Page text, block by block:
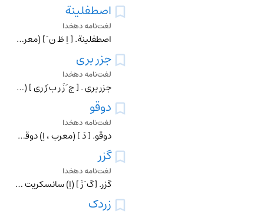
اصطفلینة
لغت‌نامه دهخدا
اصطفلینة. [ اِ طَ ن َ ] (معرب ، اِ) اسطفلینة. یکی اصطفلین . (منتهی الارب ) (از اقرب الموارد) (قطر المحیط). گزر. جزر.زردک . حویج . هویج . رجوع به اصطفلین شود. و
جزر بری
لغت‌نامه دهخدا
جزر بری . [ ج َ زَ رِ ب َرْ ری ] (ترکیب وصفی ، اِ مرکب )گویند شقاقل است . (از تحفه ٔ حکیم مؤمن ). جزر اقلیطی . زردک بیابانی . گزر بیابانی . زردک صحرایی . حویج
دوقو
لغت‌نامه دهخدا
دوقو. [ دَ ] (معرب ، اِ) دوقوس . تخم گزربری . (ناظم الاطباء). تخم زردک دشتی ، و معرب ذوقوست . تخم زردک صحرایی یا کوهی . دوقوا. طامل . بزرالجزر. تخم حویج . (یادد
گزر
لغت‌نامه دهخدا
گزر. [گ َ زَ ] (اِ) سانسکریت گجر ، محتملاً از پارسی ناشی شده زیرا در یکی از مآخذ طبی متأخر آمده ... و اشیر یا کاشیر در لهجه ٔ قره قلپق (روسیه ) نیز به اغلب احت
زردک